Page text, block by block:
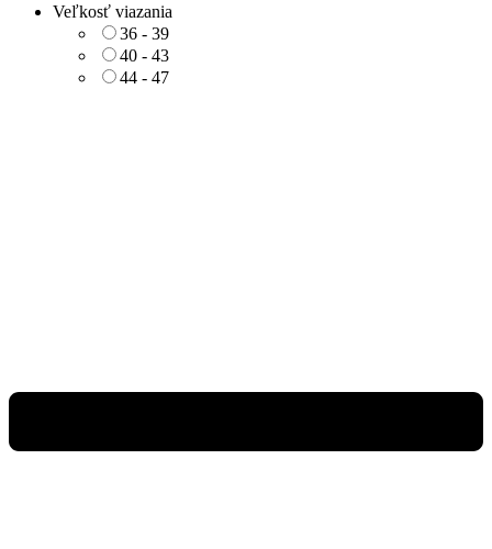
Veľkosť viazania
36 - 39
40 - 43
44 - 47